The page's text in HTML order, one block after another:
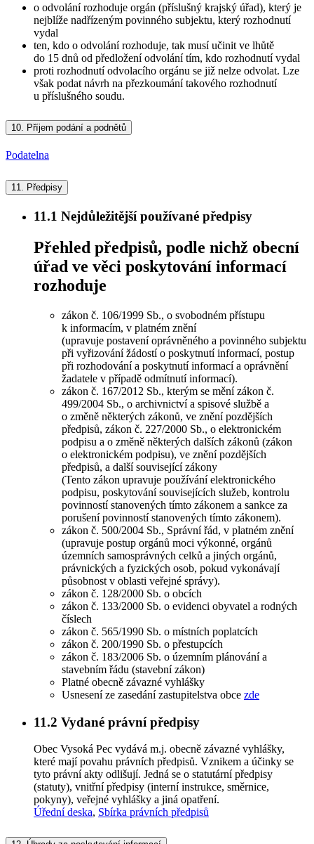
o odvolání rozhoduje orgán (příslušný krajský úřad), který je
nejblíže nadřízeným povinného subjektu, který rozhodnutí
vydal
ten, kdo o odvolání rozhoduje, tak musí učinit ve lhůtě
do 15 dnů od předložení odvolání tím, kdo rozhodnutí vydal
proti rozhodnutí odvolacího orgánu se již nelze odvolat. Lze
však podat návrh na přezkoumání takového rozhodnutí
u příslušného soudu.
10. Příjem podání a podnětů
Podatelna
11. Předpisy
11.1 Nejdůležitější používané předpisy
Přehled předpisů, podle nichž obecní
úřad ve věci poskytování informací
rozhoduje
zákon č. 106/1999 Sb., o svobodném přístupu
k informacím, v platném znění
(upravuje postavení oprávněného a povinného subjektu
při vyřizování žádostí o poskytnutí informací, postup
při rozhodování a poskytnutí informací a oprávnění
žadatele v případě odmítnutí informací).
zákon č. 167/2012 Sb., kterým se mění zákon č.
499/2004 Sb., o archivnictví a spisové službě a
o změně některých zákonů, ve znění pozdějších
předpisů, zákon č. 227/2000 Sb., o elektronickém
podpisu a o změně některých dalších zákonů (zákon
o elektronickém podpisu), ve znění pozdějších
předpisů, a další související zákony
(Tento zákon upravuje používání elektronického
podpisu, poskytování souvisejících služeb, kontrolu
povinností stanovených tímto zákonem a sankce za
porušení povinností stanovených tímto zákonem).
zákon č. 500/2004 Sb., Správní řád, v platném znění
(upravuje postup orgánů moci výkonné, orgánů
územních samosprávných celků a jiných orgánů,
právnických a fyzických osob, pokud vykonávají
působnost v oblasti veřejné správy).
zákon č. 128/2000 Sb. o obcích
zákon č. 133/2000 Sb. o evidenci obyvatel a rodných
číslech
zákon č. 565/1990 Sb. o místních poplatcích
zákon č. 200/1990 Sb. o přestupcích
zákon č. 183/2006 Sb. o územním plánování a
stavebním řádu (stavební zákon)
Platné obecně závazné vyhlášky
Usnesení ze zasedání zastupitelstva obce zde
11.2 Vydané právní předpisy
Obec Vysoká Pec vydává m.j. obecně závazné vyhlášky,
které mají povahu právních předpisů. Vznikem a účinky se
tyto právní akty odlišují. Jedná se o statutární předpisy
(statuty), vnitřní předpisy (interní instrukce, směrnice,
pokyny), veřejné vyhlášky a jiná opatření.
Úřední deska, Sbírka právních předpisů